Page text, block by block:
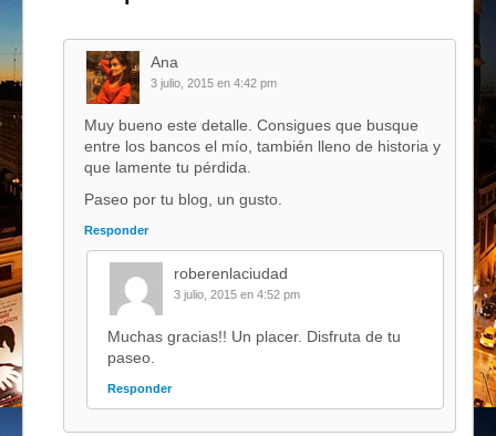
Ana
3 julio, 2015 en 4:42 pm
Muy bueno este detalle. Consigues que busque
entre los bancos el mío, también lleno de historia y
que lamente tu pérdida.
Paseo por tu blog, un gusto.
Responder
roberenlaciudad
3 julio, 2015 en 4:52 pm
Muchas gracias!! Un placer. Disfruta de tu
paseo.
Responder